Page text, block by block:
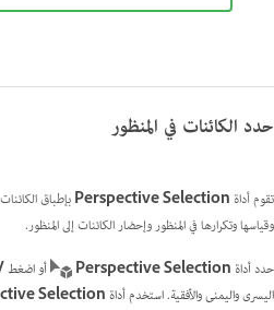
حدد الكائنات في المنظور
تقوم أداة Perspective Selectionبإطباق
وقياسها وتكرارها في المنظور وإحضار الكائنات إلى المنظور.
حدد أداةPerspective Selection أو اضغط
اليسرى واليمنى والأفقية. استخدم أداةSelection